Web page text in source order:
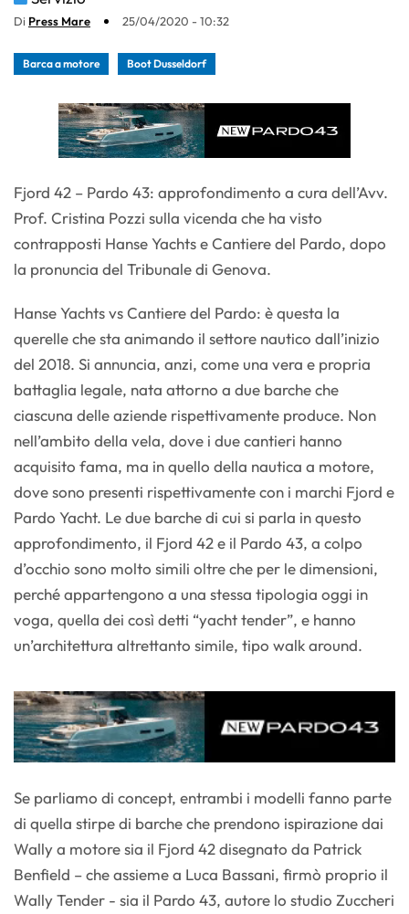
Di Press Mare 25/04/2020 - 10:32
Barca a motore Boot Dusseldorf
Fjord 42 – Pardo 43: approfondimento a cura dell’Avv.
Prof. Cristina Pozzi sulla vicenda che ha visto
contrapposti Hanse Yachts e Cantiere del Pardo, dopo
la pronuncia del Tribunale di Genova.
Hanse Yachts vs Cantiere del Pardo: è questa la
querelle che sta animando il settore nautico dall’inizio
del 2018. Si annuncia, anzi, come una vera e propria
battaglia legale, nata attorno a due barche che
ciascuna delle aziende rispettivamente produce. Non
nell’ambito della vela, dove i due cantieri hanno
acquisito fama, ma in quello della nautica a motore,
dove sono presenti rispettivamente con i marchi Fjord e
Pardo Yacht. Le due barche di cui si parla in questo
approfondimento, il Fjord 42 e il Pardo 43, a colpo
d’occhio sono molto simili oltre che per le dimensioni,
perché appartengono a una stessa tipologia oggi in
voga, quella dei così detti “yacht tender”, e hanno
un’architettura altrettanto simile, tipo walk around.
Se parliamo di concept, entrambi i modelli fanno parte
di quella stirpe di barche che prendono ispirazione dai
Wally a motore sia il Fjord 42 disegnato da Patrick
Benfield – che assieme a Luca Bassani, firmò proprio il
Wally Tender - sia il Pardo 43, autore lo studio Zuccheri